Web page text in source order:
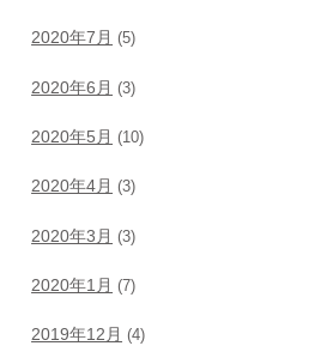
2020年7月 (5)
2020年6月 (3)
2020年5月 (10)
2020年4月 (3)
2020年3月 (3)
2020年1月 (7)
2019年12月 (4)